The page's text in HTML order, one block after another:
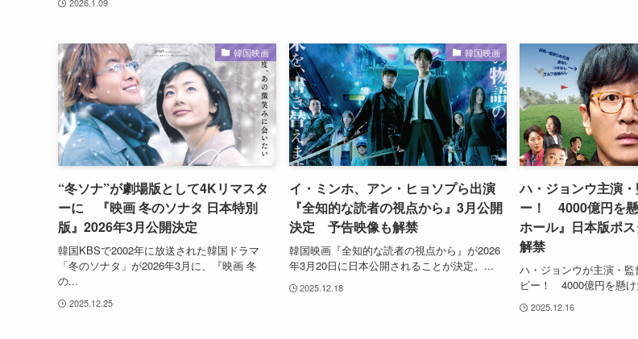
韓国映画
“冬ソナ”が劇場版として4Kリマスタ
ーに 『映画 冬のソナタ 日本特別
版』2026年3月公開決定
韓国KBSで2002年に放送された韓国ドラマ
「冬のソナタ」が2026年3月に、『映画 冬
の...
2025.12.25
韓国映画
イ・ミンホ、アン・ヒョソプら出演
『全知的な読者の視点から』3月公開
決定 予告映像も解禁
韓国映画『全知的な読者の視点から』が2026
年3月20日に日本公開されることが決定。...
2025.12.18
ハ・ジョンウ主演
ー！ 4000億円を
ホール』日本版ポ
解禁
ハ・ジョンウが主演・
ビー！ 4000億円を懸
2025.12.16